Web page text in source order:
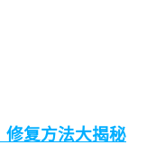
修复方法大揭秘